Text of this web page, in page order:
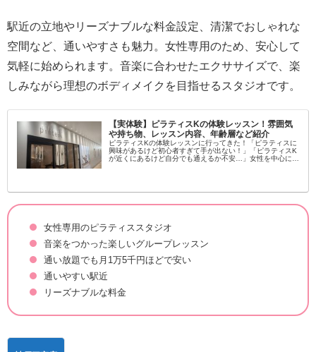
駅近の立地やリーズナブルな料金設定、清潔でおしゃれな
空間など、通いやすさも魅力。女性専用のため、安心して
気軽に始められます。音楽に合わせたエクササイズで、楽
しみながら理想のボディメイクを目指せるスタジオです。
【実体験】ピラティスKの体験レッスン！雰囲気
や持ち物、レッスン内容、年齢層など紹介
ピラティスKの体験レッスンに行ってきた！「ピラティスに
興味があるけど初心者すぎて手が出ない！」「ピラティスK
が近くにあるけど自分でも通えるか不安…」女性を中心に大
女性専用のピラティススタジオ
音楽をつかった楽しいグループレッスン
通い放題でも月1万5千円ほどで安い
通いやすい駅近
リーズナブルな料金